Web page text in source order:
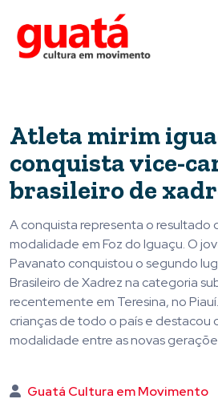
Atleta mirim
conquista vice-
brasileiro de
A conquista representa o
modalidade em Foz do Iguaçu. O
Pavanato conquistou o segundo
Brasileiro de Xadrez na categoria
recentemente em Teresina, no
crianças de todo o país e destacou
modalidade entre as novas
Guatá Cultura em Movimento